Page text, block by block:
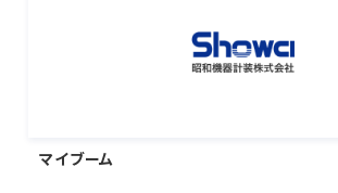
マイブーム